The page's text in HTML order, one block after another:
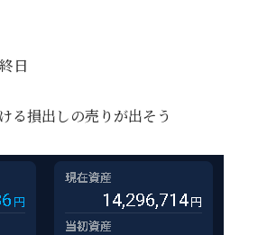
日
る損出しの売りが出そう